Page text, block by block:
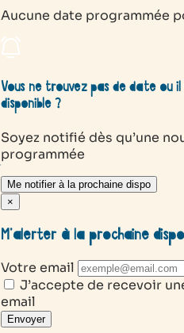
Aucune date programmée
Vous ne trouvez pas de date ou il
disponible ?
Soyez notifié dès qu’une
programmée
Me notifier à la prochaine dispo
×
M’alerter à la prochaine dispo
Votre email
J’accepte de recevoir
email
Envoyer